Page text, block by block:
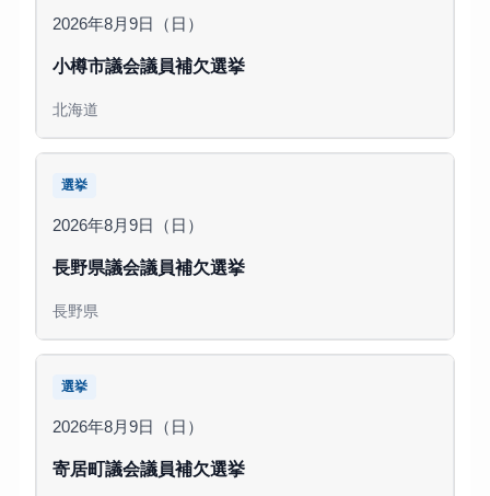
2026年8月9日（日）
小樽市議会議員補欠選挙
北海道
選挙
2026年8月9日（日）
長野県議会議員補欠選挙
長野県
選挙
2026年8月9日（日）
寄居町議会議員補欠選挙